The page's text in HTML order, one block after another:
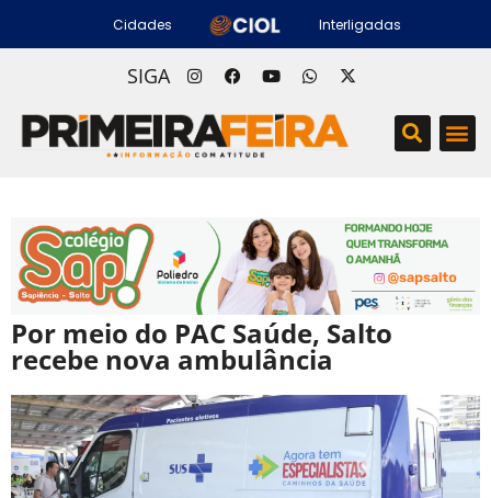
Cidades Interligadas
SIGA
Por meio do PAC Saúde, Salto
recebe nova ambulância